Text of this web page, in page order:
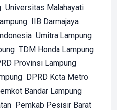
Universitas Malahayati
IIB Darmajaya
Umitra Lampung
TDM Honda Lampung
Provinsi Lampung
DPRD Kota Metro
Bandar Lampung
Pemkab Pesisir Barat